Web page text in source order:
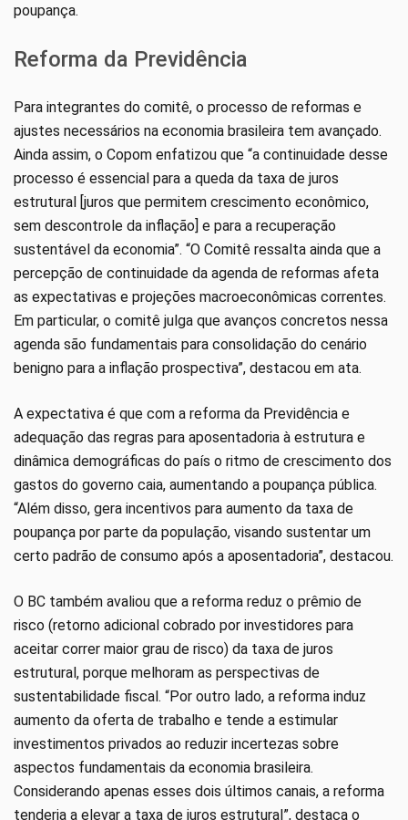
poupança.
Reforma da Previdência
Para integrantes do comitê, o processo de reformas e
ajustes necessários na economia brasileira tem avançado.
Ainda assim, o Copom enfatizou que “a continuidade desse
processo é essencial para a queda da taxa de juros
estrutural [juros que permitem crescimento econômico,
sem descontrole da inflação] e para a recuperação
sustentável da economia”. “O Comitê ressalta ainda que a
percepção de continuidade da agenda de reformas afeta
as expectativas e projeções macroeconômicas correntes.
Em particular, o comitê julga que avanços concretos nessa
agenda são fundamentais para consolidação do cenário
benigno para a inflação prospectiva”, destacou em ata.
A expectativa é que com a reforma da Previdência e
adequação das regras para aposentadoria à estrutura e
dinâmica demográficas do país o ritmo de crescimento dos
gastos do governo caia, aumentando a poupança pública.
“Além disso, gera incentivos para aumento da taxa de
poupança por parte da população, visando sustentar um
certo padrão de consumo após a aposentadoria”, destacou.
O BC também avaliou que a reforma reduz o prêmio de
risco (retorno adicional cobrado por investidores para
aceitar correr maior grau de risco) da taxa de juros
estrutural, porque melhoram as perspectivas de
sustentabilidade fiscal. “Por outro lado, a reforma induz
aumento da oferta de trabalho e tende a estimular
investimentos privados ao reduzir incertezas sobre
aspectos fundamentais da economia brasileira.
Considerando apenas esses dois últimos canais, a reforma
tenderia a elevar a taxa de juros estrutural”, destaca o